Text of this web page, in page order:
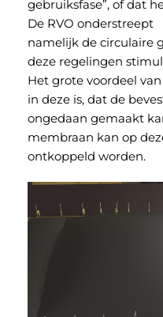
gebruiksfase”, of dat
De RVO onderstreept
namelijk de circulaire
deze regelingen
Het grote voordeel
in deze is, dat de
ongedaan gemaakt
membraan kan op
ontkoppeld worden.